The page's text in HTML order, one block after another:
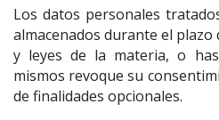
Los datos personales
almacenados durante el
y leyes de la materia, o
mismos revoque su
de finalidades opcionales.